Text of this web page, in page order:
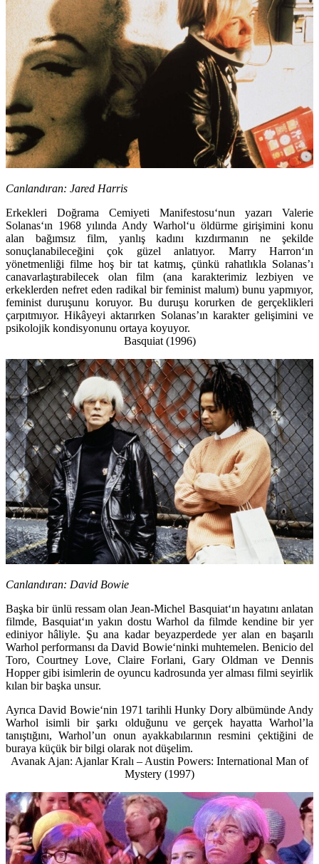
Canlandıran: Jared Harris
Erkekleri Doğrama Cemiyeti Manifestosu‘nun yazarı Valerie
Solanas‘ın 1968 yılında Andy Warhol‘u öldürme girişimini konu
alan bağımsız film, yanlış kadını kızdırmanın ne şekilde
sonuçlanabileceğini çok güzel anlatıyor. Marry Harron‘ın
yönetmenliği filme hoş bir tat katmış, çünkü rahatlıkla Solanas’ı
canavarlaştırabilecek olan film (ana karakterimiz lezbiyen ve
erkeklerden nefret eden radikal bir feminist malum) bunu yapmıyor,
feminist duruşunu koruyor. Bu duruşu korurken de gerçeklikleri
çarpıtmıyor. Hikâyeyi aktarırken Solanas’ın karakter gelişimini ve
psikolojik kondisyonunu ortaya koyuyor.
Basquiat (1996)
Canlandıran: David Bowie
Başka bir ünlü ressam olanJean-Michel Basquiat‘ın hayatını anlatan
filmde, Basquiat‘ın yakın dostuWarhol da filmde kendine bir yer
ediniyor hâliyle. Şu ana kadar beyazperdede yer alan en başarılı
Warhol performansı daDavid Bowie‘ninki muhtemelen. Benicio del
Toro, Courtney Love, Claire Forlani, Gary Oldman ve Dennis
Hoppergibi isimlerin de oyuncu kadrosunda yer alması filmi seyirlik
kılan bir başka unsur.
AyrıcaDavid Bowie‘nin 1971 tarihli Hunky Doryalbümünde Andy
Warhol isimli bir şarkı olduğunu ve gerçek hayatta Warhol’la
tanıştığını, Warhol’un onun ayakkabılarının resmini çektiğini de
buraya küçük bir bilgi olarak not düşelim.
Avanak Ajan: Ajanlar Kralı – Austin Powers: International Man of
Mystery (1997)